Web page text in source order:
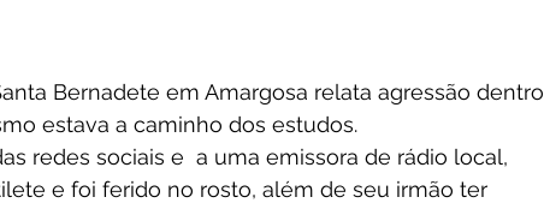
Bernadete em Amargosa relata agressão dentro
estava a caminho dos estudos.
redes sociais e  a uma emissora de rádio local,
e foi ferido no rosto, além de seu irmão ter